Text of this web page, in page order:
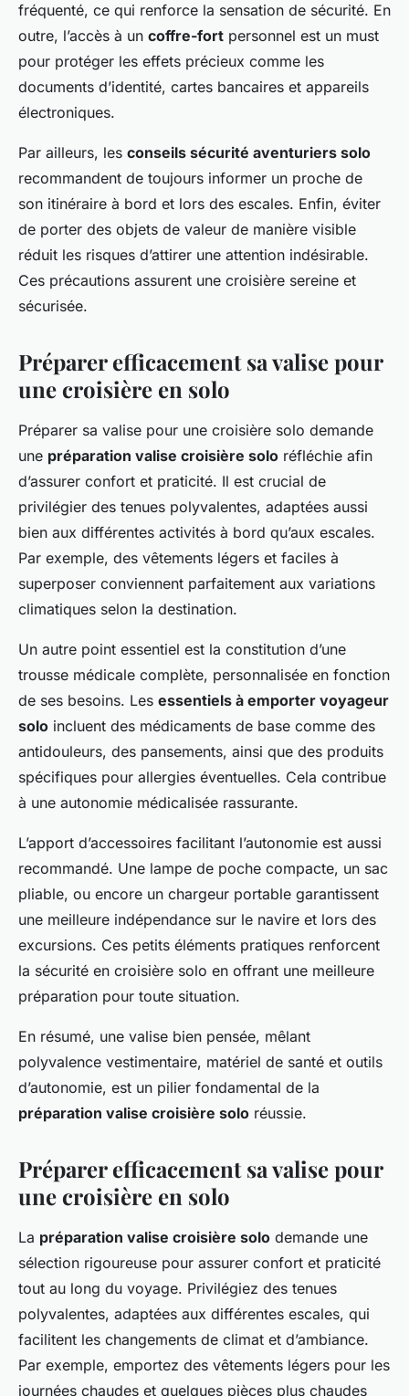
fréquenté, ce qui renforce la sensation de sécurité. En
outre, l’accès à un coffre-fort personnel est un must
pour protéger les effets précieux comme les
documents d’identité, cartes bancaires et appareils
électroniques.
Par ailleurs, les conseils sécurité aventuriers solo
recommandent de toujours informer un proche de
son itinéraire à bord et lors des escales. Enfin, éviter
de porter des objets de valeur de manière visible
réduit les risques d’attirer une attention indésirable.
Ces précautions assurent une croisière sereine et
sécurisée.
Préparer efficacement sa valise pour
une croisière en solo
Préparer sa valise pour une croisière solo demande
une préparation valise croisière solo réfléchie afin
d’assurer confort et praticité. Il est crucial de
privilégier des tenues polyvalentes, adaptées aussi
bien aux différentes activités à bord qu’aux escales.
Par exemple, des vêtements légers et faciles à
superposer conviennent parfaitement aux variations
climatiques selon la destination.
Un autre point essentiel est la constitution d’une
trousse médicale complète, personnalisée en fonction
de ses besoins. Les essentiels à emporter voyageur
solo incluent des médicaments de base comme des
antidouleurs, des pansements, ainsi que des produits
spécifiques pour allergies éventuelles. Cela contribue
à une autonomie médicalisée rassurante.
L’apport d’accessoires facilitant l’autonomie est aussi
recommandé. Une lampe de poche compacte, un sac
pliable, ou encore un chargeur portable garantissent
une meilleure indépendance sur le navire et lors des
excursions. Ces petits éléments pratiques renforcent
la sécurité en croisière solo en offrant une meilleure
préparation pour toute situation.
En résumé, une valise bien pensée, mêlant
polyvalence vestimentaire, matériel de santé et outils
d’autonomie, est un pilier fondamental de la
préparation valise croisière solo réussie.
Préparer efficacement sa valise pour
une croisière en solo
La préparation valise croisière solo demande une
sélection rigoureuse pour assurer confort et praticité
tout au long du voyage. Privilégiez des tenues
polyvalentes, adaptées aux différentes escales, qui
facilitent les changements de climat et d’ambiance.
Par exemple, emportez des vêtements légers pour les
journées chaudes et quelques pièces plus chaudes